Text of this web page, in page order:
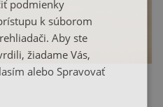
podmienky
k súborom
Aby ste
žiadame Vás,
alebo Spravovať